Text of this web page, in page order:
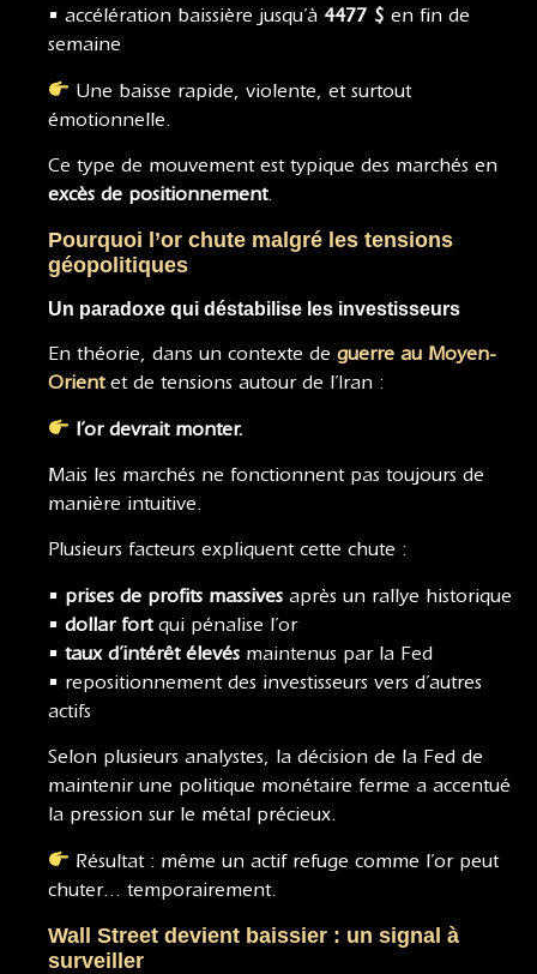
• accélération baissière jusqu’à 4477 $ en fin de
semaine
Une baisse rapide, violente, et surtout
émotionnelle.
Ce type de mouvement est typique des marchés en
excès de positionnement.
Pourquoi l’or chute malgré les tensions
géopolitiques
Un paradoxe qui déstabilise les investisseurs
En théorie, dans un contexte de guerre au Moyen-
Orientet de tensions autour de l’Iran :
l’or devrait monter.
Mais les marchés ne fonctionnent pas toujours de
manière intuitive.
Plusieurs facteurs expliquent cette chute :
• prises de profits massives après un rallye historique
• dollar fortqui pénalise l’or
• taux d’intérêt élevés maintenus par la Fed
• repositionnement des investisseurs vers d’autres
actifs
Selon plusieurs analystes, la décision de la Fed de
maintenir une politique monétaire ferme a accentué
la pression sur le métal précieux.
Résultat : même un actif refuge comme l’or peut
chuter… temporairement.
Wall Street devient baissier : un signal à
surveiller